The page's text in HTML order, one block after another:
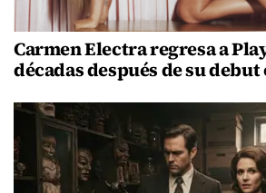
Carmen Electra regresa a
décadas después de su